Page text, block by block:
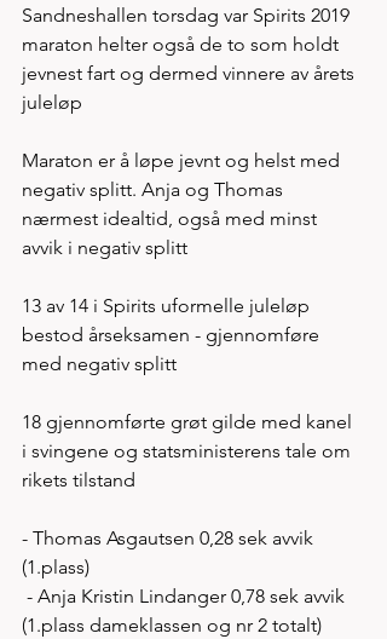
Sandneshallen torsdag var Spirits 2019
maraton helter også de to som holdt
jevnest fart og dermed vinnere av årets
juleløp
Maraton er å løpe jevnt og helst med
negativ splitt. Anja og Thomas
nærmest idealtid, også med minst
avvik i negativ splitt
13 av 14 i Spirits uformelle juleløp
bestod årseksamen - gjennomføre
med negativ splitt
18 gjennomførte grøt gilde med kanel
i svingene og statsministerens tale om
rikets tilstand
- Thomas Asgautsen 0,28 sek avvik
(1.plass)
(1.plass dameklassen og nr 2 totalt)